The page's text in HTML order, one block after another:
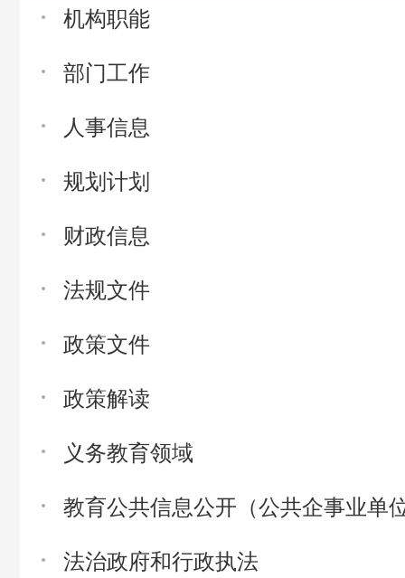
机构职能
部门工作
人事信息
规划计划
财政信息
法规文件
政策文件
政策解读
义务教育领域
教育公共信息公开（公共企事业单
法治政府和行政执法